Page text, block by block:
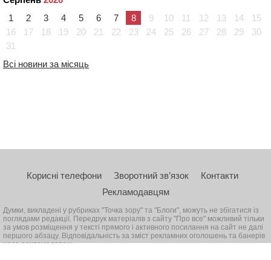
1
2 3 4 5 6 7 8 9 10 11 12 13 14
15
16
17 18 19 20 21 22 23 24 25 26 27 28 29
30
31
Всі новини за місяць
Корисні телефони Зворотний зв’язок
Контакти
Рекламодавцям
Думки, викладені у рубриках "Точка зору" та "Блоги", можуть не збігатися із
поглядами редакції. Передрук матеріалів з сайту "Про все" можливий тільки
за умов розміщення у тексті прямого і активного посилання на сайт не далі
першого абзацу. Відповідальність за зміст рекламних оголошень та банерів
несе рекламодавець